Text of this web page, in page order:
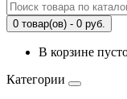
0 товар(ов) - 0 руб.
В корзине
Категории